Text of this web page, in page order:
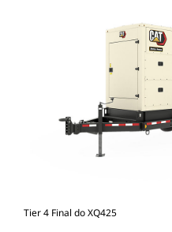
Tier 4 Final do XQ425